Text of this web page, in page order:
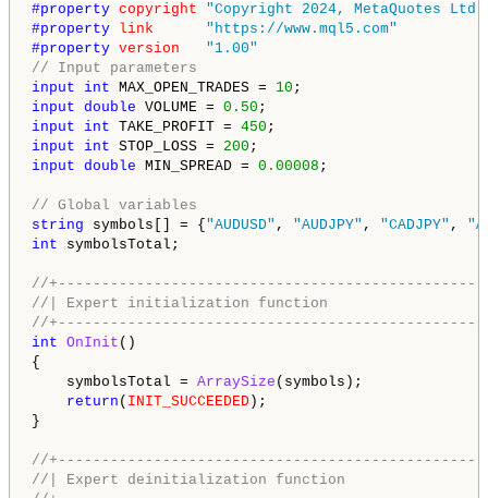
#property copyright
"Copyright 2024, MetaQuotes
#property link
"https://www.mql5.com"
#property version
"1.00"
// Input parameters
input
int MAX_OPEN_TRADES = 10
input double VOLUME = 0.50
input
int TAKE_PROFIT = 450
input
int STOP_LOSS = 200
input double MIN_SPREAD = 0.00008 ;
// Global variables
string symbols[] = { "AUDUSD" , "AUDJPY" , "CADJPY" ,
int symbolsTotal;
//
//| Expert initialization function
//
int OnInit ()
{
symbolsTotal = ArraySize (symbols);
return ( INIT_SUCCEEDED );
}
//
//| Expert deinitialization function